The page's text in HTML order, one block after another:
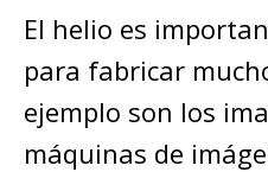
El helio es
para fabricar
ejemplo son los
máquinas de